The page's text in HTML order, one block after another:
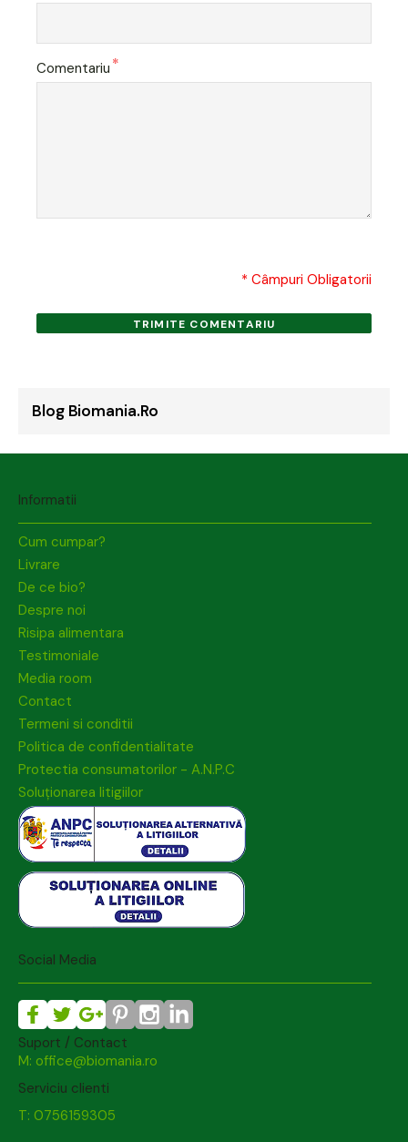
Comentariu *
* Câmpuri Obligatorii
TRIMITE COMENTARIU
Blog Biomania.ro
Informatii
Cum cumpar?
Livrare
De ce bio?
Despre noi
Risipa alimentara
Testimoniale
Media room
Contact
Termeni si conditii
Politica de confidentialitate
Protectia consumatorilor - A.N.P.C
Soluționarea litigiilor
Social Media
Suport / Contact
M: office@biomania.ro
Serviciu clienti
T: 0756159305